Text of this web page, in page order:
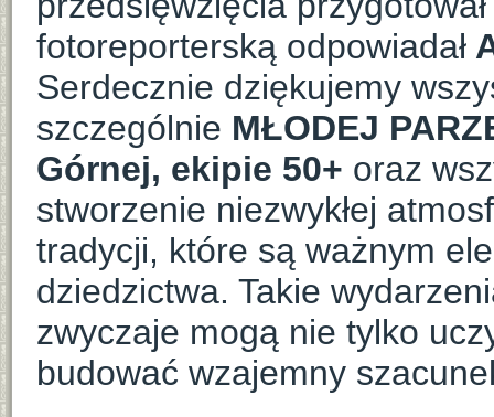
fotoreporterską odpowiadał
Serdecznie dziękujemy
szczególnie MŁODEJ
Górnej, ekipie 50+ oraz
stworzenie niezwykłej
tradycji, które są ważnym
dziedzictwa. Takie
zwyczaje mogą nie tylko
budować wzajemny